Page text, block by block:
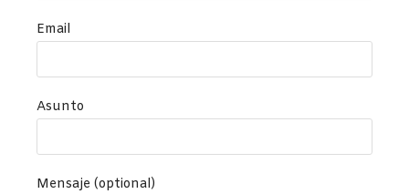
Email
Asunto
Mensaje (optional)